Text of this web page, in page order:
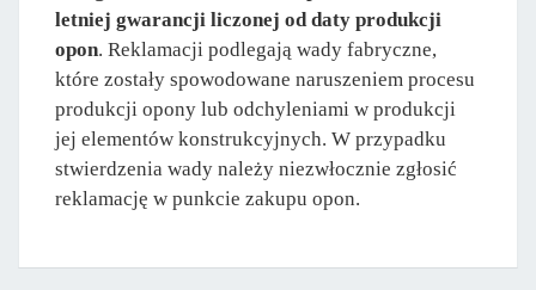
letniej gwarancji liczonej od daty produkcji
opon. Reklamacji podlegają wady fabryczne,
które zostały spowodowane naruszeniem procesu
produkcji opony lub odchyleniami w produkcji
jej elementów konstrukcyjnych. W przypadku
stwierdzenia wady należy niezwłocznie zgłosić
reklamację w punkcie zakupu opon.